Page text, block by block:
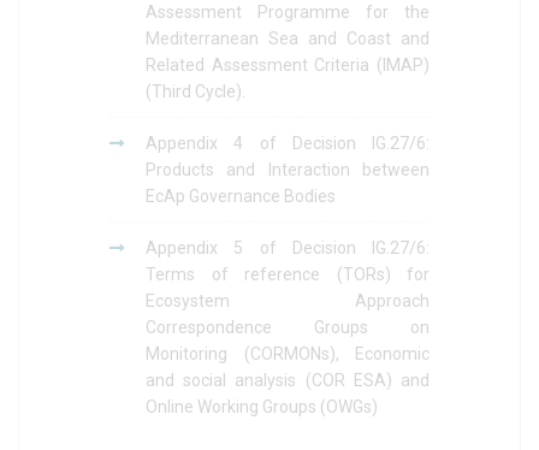
Assessment Programme for the
Mediterranean Sea and Coast and
Related Assessment Criteria (IMAP)
(Third Cycle).
Appendix 4 of Decision IG.27/6:
Products and Interaction between
EcAp Governance Bodies
Appendix 5 of Decision IG.27/6:
Terms of reference (TORs) for
Ecosystem Approach
Correspondence Groups on
Monitoring (CORMONs), Economic
and social analysis (COR ESA) and
Online Working Groups (OWGs)